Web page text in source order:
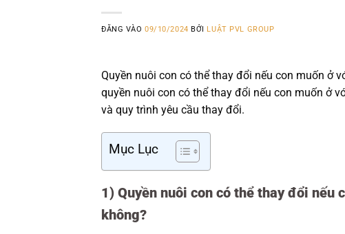
ĐĂNG VÀO09/10/2024 BỞI LUẬT PVL GROUP
Quyền nuôi con có thể thay đổi nếu con muốn ở
quyền nuôi con có thể thay đổi nếu con muốn ở
và quy trình yêu cầu thay đổi.
Mục Lục
1) Quyền nuôi con có thể thay đổi nếu
không?